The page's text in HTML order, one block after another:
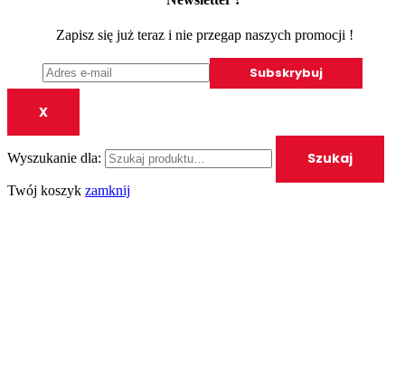
Zapisz się już teraz i nie przegap naszych promocji !
X
Wyszukanie dla: Szukaj
Twój koszyk zamknij